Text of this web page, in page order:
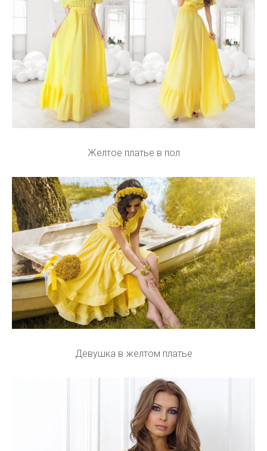
Желтое платье в пол
Девушка в желтом платье